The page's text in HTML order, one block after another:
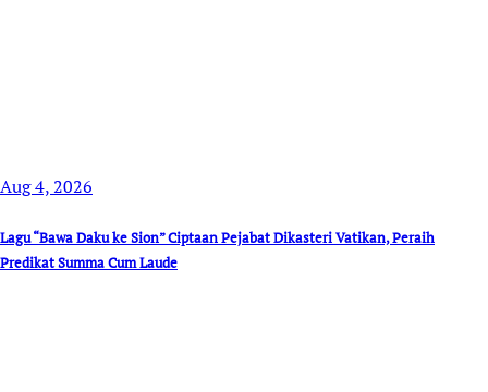
Aug 4, 2026
Lagu “Bawa Daku ke Sion” Ciptaan Pejabat Dikasteri Vatikan, Peraih
Predikat Summa Cum Laude